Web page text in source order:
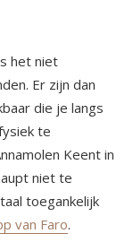
het niet
Er zijn dan
die je langs
te
Keent in
niet te
toegankelijk
van Faro.